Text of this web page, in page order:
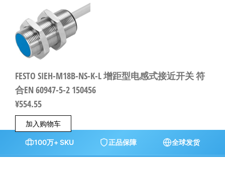
FESTO SIEH-M18B-NS-K-L 增距型电感式接近开关 符
合EN 60947-5-2 150456
¥554.55
加入购物车
100万+ SKU 正品保障 全球发货